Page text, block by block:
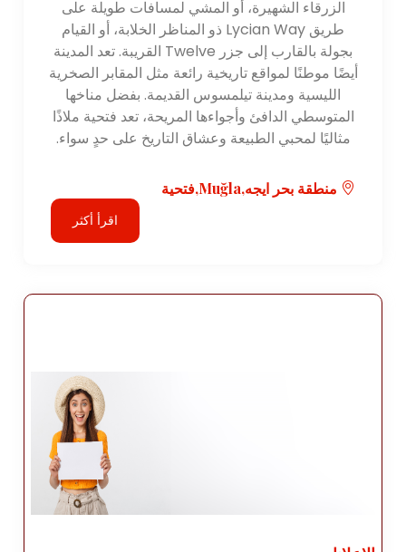
الزرقاء الشهيرة، أو المشي لمسافات طويلة على
طريق Lycian Way ذو المناظر الخلابة، أو القيام
بجولة بالقارب إلى جزر Twelve القريبة. تعد المدينة
أيضًا موطنًا لمواقع تاريخية رائعة مثل المقابر الصخرية
الليسية ومدينة تيلمسوس القديمة. بفضل مناخها
المتوسطي الدافئ وأجواءها المريحة، تعد فتحية ملاذًا
مثاليًا لمحبي الطبيعة وعشاق التاريخ على حدٍ سواء.
منطقة بحر ايجه,Muğla,فتحية
اقرأ أكثر